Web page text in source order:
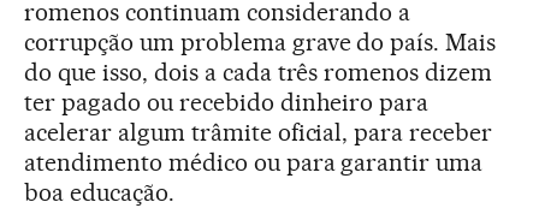
romenos continuam considerando a
corrupção um problema grave do país. Mais
do que isso, dois a cada três romenos dizem
ter pagado ou recebido dinheiro para
acelerar algum trâmite oficial, para receber
atendimento médico ou para garantir uma
boa educação.